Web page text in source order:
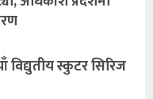
स्कुटर सिरिज